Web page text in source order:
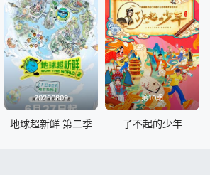
20260809
地球超新鲜 第二季
第10期
了不起的少年